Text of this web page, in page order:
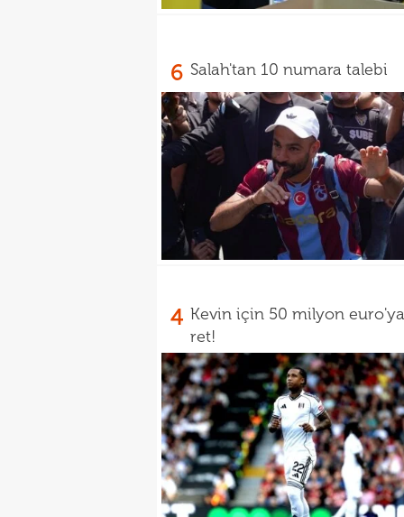
6 Salah'tan 10 numara talebi
4 Kevin için 50 milyon euro'ya
ret!